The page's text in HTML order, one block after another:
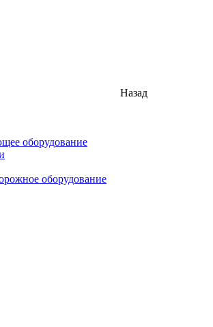
Назад
оборудование
оборудование